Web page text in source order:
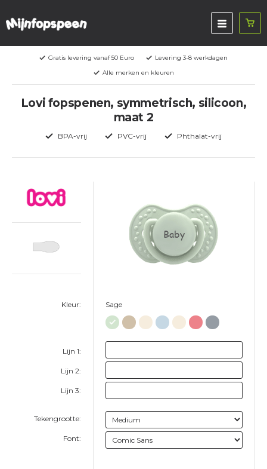
Gratis levering vanaf 50 Euro
Levering 3-8 werkdagen
Alle merken en kleuren
Lovi fopspenen, symmetrisch, silicoon,
maat 2
BPA-vrij PVC-vrij Phthalat-vrij
Kleur:
Lijn 1:
Lijn 2:
Lijn 3:
Tekengrootte:
Font:
Baby
Sage